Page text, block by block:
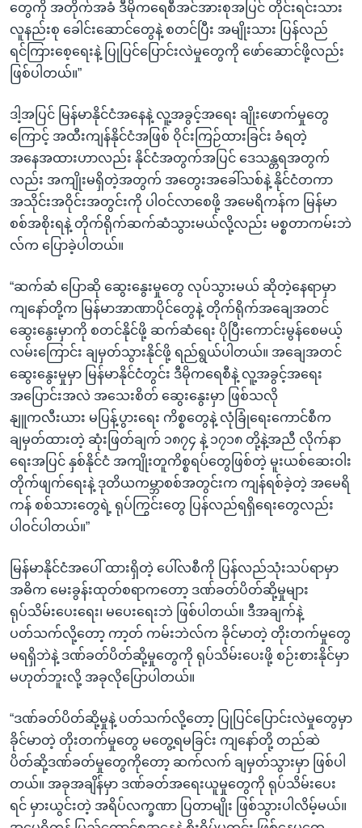
တွေကို အတိုက်အခံ ဒီမိုကရေစီအင်အားစုအပြင် တိုင်းရင်းသား
လူနည်းစု ခေါင်းဆောင်တွေနဲ့ စတင်ပြီး အမျိုးသား ပြန်လည်
ရင်ကြားစေ့ရေးနဲ့ ပြုပြင်ပြောင်းလဲမှုတွေကို ဖော်ဆောင်ဖို့လည်း
ဖြစ်ပါတယ်။”
ဒါ့အပြင် မြန်မာနိုင်ငံအနေနဲ့ လူ့အခွင့်အရေး ချိုးဖောက်မှုတွေ
ကြောင့် အထီးကျန်နိုင်ငံအဖြစ် ဝိုင်းကြဉ်ထားခြင်း ခံရတဲ့
အနေအထားဟာလည်း နိုင်ငံအတွက်အပြင် ဒေသန္တရအတွက်
လည်း အကျိုးမရှိတဲ့အတွက် အတွေးအခေါ်သစ်နဲ့ နိုင်ငံတကာ
အသိုင်းအဝိုင်းအတွင်းကို ပါဝင်လာစေဖို့ အမေရိကန်က မြန်မာ
စစ်အစိုးရနဲ့ တိုက်ရိုက်ဆက်ဆံသွားမယ်လို့လည်း မစ္စတာကမ်းဘဲ
လ်က ပြောခဲ့ပါတယ်။
“ဆက်ဆံ ပြောဆို ဆွေးနွေးမှုတွေ လုပ်သွားမယ် ဆိုတဲ့နေရာမှာ
ကျနော်တို့က မြန်မာအာဏာပိုင်တွေနဲ့ တိုက်ရိုက်အချေအတင်
ဆွေးနွေးမှာကို စတင်နိုင်ဖို့ ဆက်ဆံရေး ပိုပြီးကောင်းမွန်စေမယ့်
လမ်းကြောင်း ချမှတ်သွားနိုင်ဖို့ ရည်ရွယ်ပါတယ်။ အချေအတင်
ဆွေးနွေးမှုမှာ မြန်မာနိုင်ငံတွင်း ဒီမိုကရေစီနဲ့ လူ့အခွင့်အရေး
အပြောင်းအလဲ အသေးစိတ် ဆွေးနွေးမှာ ဖြစ်သလို
နျူကလီးယား မပြန့်ပွားရေး ကိစ္စတွေနဲ့ လုံခြုံရေးကောင်စီက
ချမှတ်ထားတဲ့ ဆုံးဖြတ်ချက် ၁၈၇၄ နဲ့ ၁၇၁၈ တို့နဲ့အညီ လိုက်နာ
ရေးအပြင် နှစ်နိုင်ငံ အကျိုးတူကိစ္စရပ်တွေဖြစ်တဲ့ မူးယစ်ဆေးဝါး
တိုက်ဖျက်ရေးနဲ့ ဒုတိယကမ္ဘာစစ်အတွင်းက ကျန်ရစ်ခဲ့တဲ့ အမေရိ
ကန် စစ်သားတွေရဲ့ ရုပ်ကြွင်းတွေ ပြန်လည်ရရှိရေးတွေလည်း
ပါဝင်ပါတယ်။”
မြန်မာနိုင်ငံအပေါ် ထားရှိတဲ့ ပေါ်လစီကို ပြန်လည်သုံးသပ်ရာမှာ
အဓိက မေးခွန်းထုတ်စရာကတော့ ဒဏ်ခတ်ပိတ်ဆို့မှုများ
ရုပ်သိမ်းပေးရေး၊ မပေးရေးဘဲ ဖြစ်ပါတယ်။ ဒီအချက်နဲ့
ပတ်သက်လို့တော့ ကာ့တ် ကမ်းဘဲလ်က ခိုင်မာတဲ့ တိုးတက်မှုတွေ
မရရှိဘဲနဲ့ ဒဏ်ခတ်ပိတ်ဆို့မှုတွေကို ရုပ်သိမ်းပေးဖို့ စဉ်းစားနိုင်မှာ
မဟုတ်ဘူးလို့ အခုလိုပြောပါတယ်။
“ဒဏ်ခတ်ပိတ်ဆို့မှုနဲ့ ပတ်သက်လို့တော့ ပြုပြင်ပြောင်းလဲမှုတွေမှာ
ခိုင်မာတဲ့ တိုးတက်မှုတွေ မတွေ့ရမခြင်း ကျနော်တို့ တည်ဆဲ
ပိတ်ဆို့ဒဏ်ခတ်မှုတွေကိုတော့ ဆက်လက် ချမှတ်သွားမှာ ဖြစ်ပါ
တယ်။ အခုအချိန်မှာ ဒဏ်ခတ်အရေးယူမှုတွေကို ရုပ်သိမ်းပေး
ရင် မှားယွင်းတဲ့ အရိပ်လက္ခဏာ ပြတာမျိုး ဖြစ်သွားပါလိမ့်မယ်။